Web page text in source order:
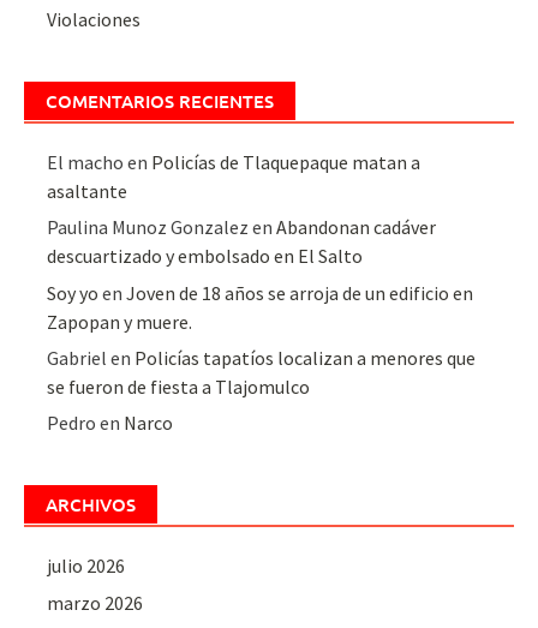
Violaciones
COMENTARIOS RECIENTES
El macho en Policías de Tlaquepaque matan a
asaltante
Paulina Munoz Gonzalez enAbandonan cadáver
descuartizado y embolsado en El Salto
Soy yo enJoven de 18 años se arroja de un edificio en
Zapopan y muere.
Gabriel en Policías tapatíos localizan a menores que
se fueron de fiesta a Tlajomulco
Pedro en Narco
ARCHIVOS
julio 2026
marzo 2026